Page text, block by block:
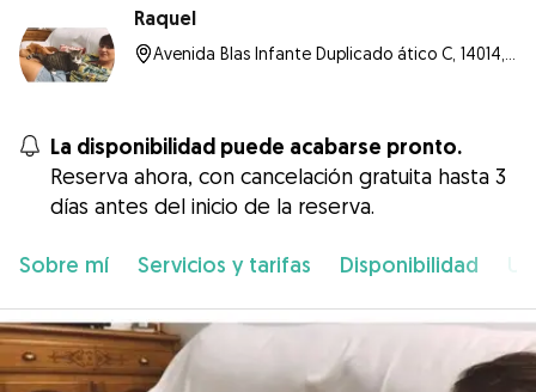
Raquel
La disponibilidad puede acabarse pronto.
Reserva ahora, con cancelación gratuita hasta 3
días antes del inicio de la reserva.
Sobre mí Servicios y tarifas Disponibilidad